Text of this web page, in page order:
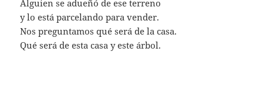
Alguien se adueñó de ese terreno
y lo está parcelando para vender.
Nos preguntamos qué será de la casa.
Qué será de esta casa y este árbol.